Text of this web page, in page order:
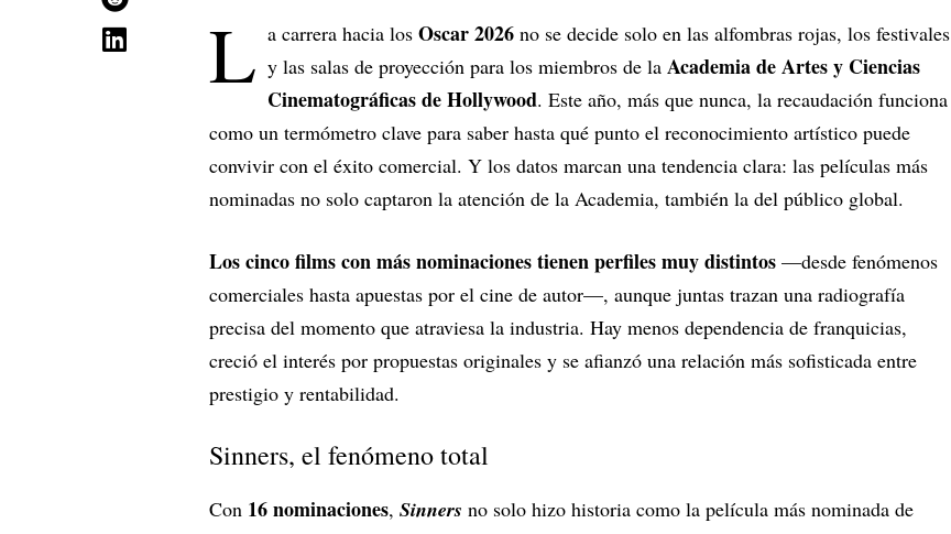
L a carrera hacia los Oscar 2026 no se decide solo en las alfombras rojas, los festivales
y las salas de proyección para los miembros de la Academia de Artes y Ciencias
Cinematográficas de Hollywood. Este año, más que nunca, la recaudación funciona
como un termómetro clave para saber hasta qué punto el reconocimiento artístico puede
convivir con el éxito comercial. Y los datos marcan una tendencia clara: las películas más
nominadas no solo captaron la atención de la Academia, también la del público global.
Los cinco films con más nominaciones tienen perfiles muy distintos —desde fenómenos
comerciales hasta apuestas por el cine de autor—, aunque juntas trazan una radiografía
precisa del momento que atraviesa la industria. Hay menos dependencia de franquicias,
creció el interés por propuestas originales y se afianzó una relación más sofisticada entre
prestigio y rentabilidad.
Sinners, el fenómeno total
Con 16 nominaciones, Sinners no solo hizo historia como la película más nominada de